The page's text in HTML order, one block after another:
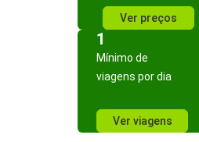
Ver preços
1
Mínimo de
viagens por dia
Ver viagens